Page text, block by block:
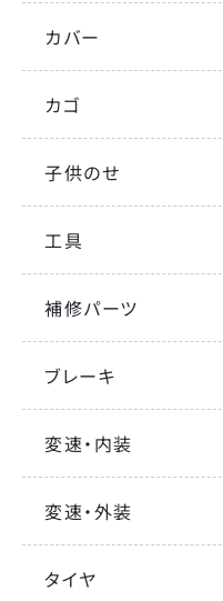
カバー
カゴ
子供のせ
工具
補修パーツ
ブレーキ
変速・内装
変速・外装
タイヤ